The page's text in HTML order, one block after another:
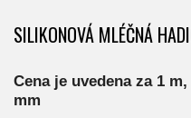
SILIKONOVÁ MLÉČNÁ
Cena je uvedena za 1
mm